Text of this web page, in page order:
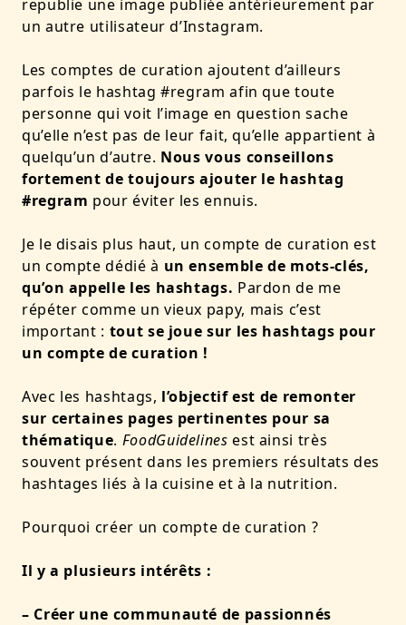
republie une image publiée antérieurement par
un autre utilisateur d’Instagram.
Les comptes de curation ajoutent d’ailleurs
parfois le hashtag #regram afin que toute
personne qui voit l’image en question sache
qu’elle n’est pas de leur fait, qu’elle appartient à
quelqu’un d’autre. Nous vous conseillons
fortement de toujours ajouter le hashtag
#regram pour éviter les ennuis.
Je le disais plus haut, un compte de curation est
un compte dédié à un ensemble de mots-clés,
qu’on appelle les hashtags. Pardon de me
répéter comme un vieux papy, mais c’est
important : tout se joue sur les hashtags pour
un compte de curation !
Avec les hashtags, l’objectif est de remonter
sur certaines pages pertinentes pour sa
thématique. FoodGuidelines est ainsi très
souvent présent dans les premiers résultats des
hashtages liés à la cuisine et à la nutrition.
Pourquoi créer un compte de curation ?
Il y a plusieurs intérêts :
– Créer une communauté de passionnés